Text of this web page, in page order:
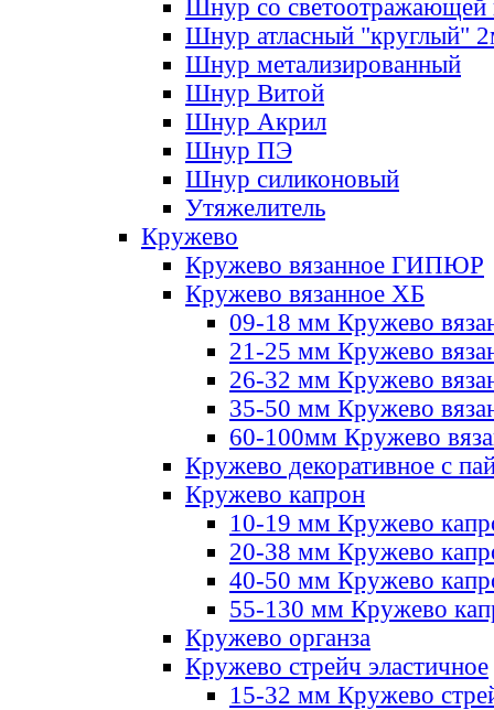
Шнур со светоотражающей
Шнур атласный "круглый"
Шнур метализированный
Шнур Витой
Шнур Акрил
Шнур ПЭ
Шнур силиконовый
Утяжелитель
Кружево
Кружево вязанное ГИПЮР
Кружево вязанное ХБ
09-18 мм Кружево
21-25 мм Кружево
26-32 мм Кружево
35-50 мм Кружево
60-100мм Кружево
Кружево декоративное с
Кружево капрон
10-19 мм Кружево
20-38 мм Кружево
40-50 мм Кружево
55-130 мм Кружево
Кружево органза
Кружево стрейч эластичное
15-32 мм Кружево